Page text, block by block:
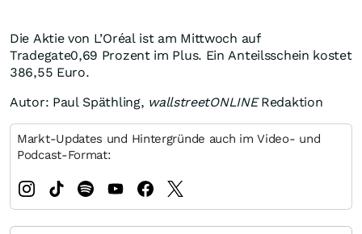
Die Aktie von L’Oréal ist am Mittwoch auf
Tradegate0,69 Prozent im Plus. Ein Anteilsschein kostet
386,55 Euro.
Autor: Paul Späthling, wallstreetONLINERedaktion
Markt-Updates und Hintergründe auch im Video- und
Podcast-Format: